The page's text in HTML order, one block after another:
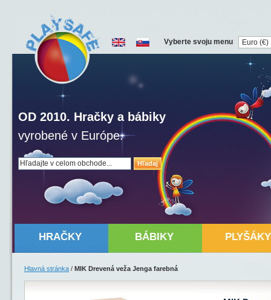
Hľadaj
OD 2010. Hračky a bábiky
vyrobené v Európe.
Vyberte svoju menu
HRAČKY BÁBIKY PLYŠÁKY
Hlavná stránka / MIK Drevená veža Jenga farebná